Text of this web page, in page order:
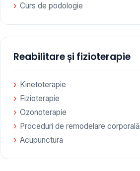
Curs de podologie
Reabilitare și fizioterapie
Kinetoterapie
Fizioterapie
Ozonoterapie
Proceduri de remodelare corporală
Acupunctura